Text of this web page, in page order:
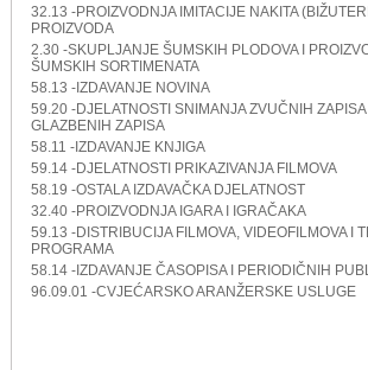
32.13 -PROIZVODNJA IMITACIJE NAKITA
PROIZVODA
2.30 -SKUPLJANJE ŠUMSKIH PLODOVA I
ŠUMSKIH SORTIMENATA
58.13 -IZDAVANJE NOVINA
59.20 -DJELATNOSTI SNIMANJA ZVUČNIH ZAPISA
GLAZBENIH ZAPISA
58.11 -IZDAVANJE KNJIGA
59.14 -DJELATNOSTI PRIKAZIVANJA FILMOVA
58.19 -OSTALA IZDAVAČKA DJELATNOST
32.40 -PROIZVODNJA IGARA I IGRAČAKA
59.13 -DISTRIBUCIJA FILMOVA, VIDEOFILMOVA I
PROGRAMA
58.14 -IZDAVANJE ČASOPISA I PERIODIČNIH
96.09.01 -CVJEĆARSKO ARANŽERSKE USLUGE